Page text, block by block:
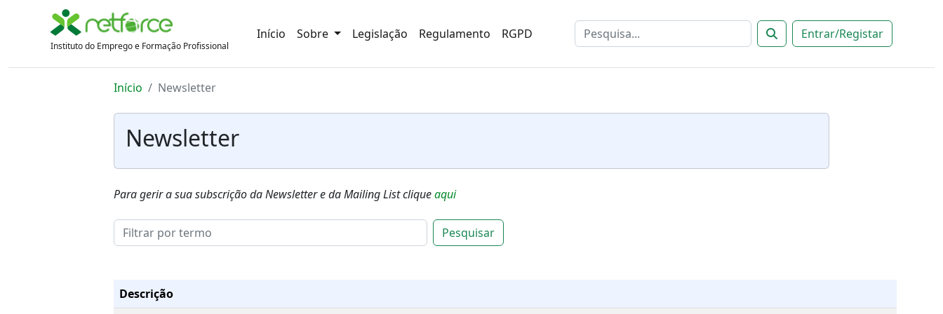
Instituto do Emprego e Formação Profissional
Início Sobre Legislação Regulamento RGPD Entrar/Registar
Início Newsletter
Newsletter
Para gerir a sua subscrição da Newsletter e da Mailing List cliqueaqui
Pesquisar
Descrição